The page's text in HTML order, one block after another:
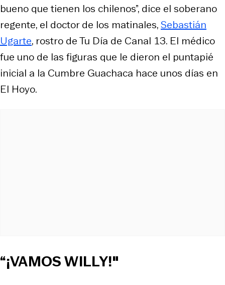
bueno que tienen los chilenos”, dice el soberano
regente, el doctor de los matinales,Sebastián
Ugarte, rostro de Tu Día de Canal 13. El médico
fue uno de las figuras que le dieron el puntapié
inicial a la Cumbre Guachaca hace unos días en
El Hoyo.
“¡VAMOS WILLY!"